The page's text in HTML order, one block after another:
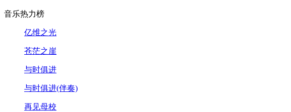
音乐热力榜
亿维之光
苍茫之崖
与时俱进
与时俱进(伴奏)
再见母校